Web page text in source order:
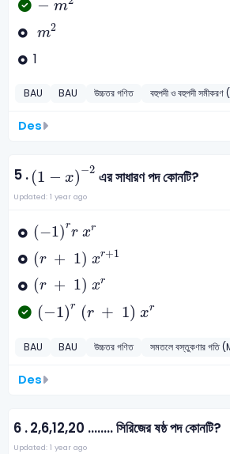
− m
m2
m2
1
BAU BAU উচ্চতর গণিত বহুপদী ও বহুপদী
Des
5 . (1 − x)−2
1 -
এর সাধারণ পদ কোনটি?
Updated: 1 year ago
(−1)rr xr
- rr xr
(r + 1 ) xr+1
r 1 xr+
(r + 1) xr
r + 1 xr
(−1)r (r + 1) xr
- rr+ r
BAU BAU উচ্চতর গণিত সমতলে বস্তুকণার
Des
6 .2,6,12,20 ........ সিরিজের ষষ্ঠ পদ কোনটি?
Updated: 1 year ago